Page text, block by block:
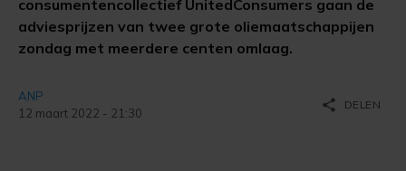
consumentencollectief UnitedConsumers gaan de
adviesprijzen van twee grote oliemaatschappijen
zondag met meerdere centen omlaag.
ANP
12 maart 2022 - 21:30
share DELEN